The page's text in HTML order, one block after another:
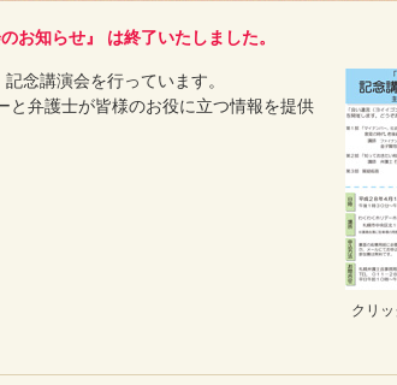
お知らせ』 は終了いたしました。
クリ
念講演会を行っています。
と弁護士が皆様のお役に立つ情報を提供